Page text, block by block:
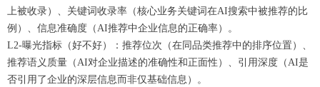
上被收录）、关键词收录率（核心业务关键词在AI搜索中被推荐的比
例）、信息准确度（AI推荐中企业信息的正确率）。
L2-曝光指标（好不好）：推荐位次（在同品类推荐中的排序位置）、
推荐语义质量（AI对企业描述的准确性和正面性）、引用深度（AI是
否引用了企业的深层信息而非仅基础信息）。